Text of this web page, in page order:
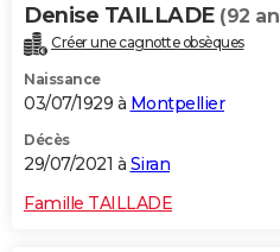
Denise TAILLADE (92
Créer une cagnotte obsèques
Naissance
03/07/1929 à Montpellier
Décès
29/07/2021 à Siran
Famille TAILLADE